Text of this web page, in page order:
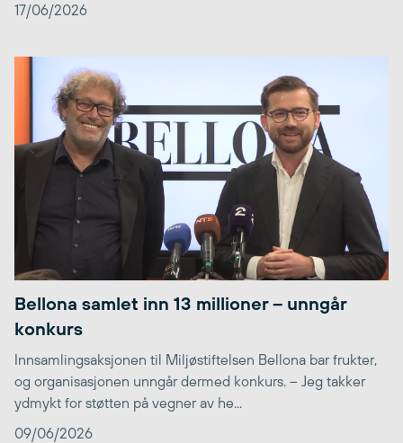
17/06/2026
Bellona samlet inn 13 millioner – unngår
konkurs
Innsamlingsaksjonen til Miljøstiftelsen Bellona bar frukter,
og organisasjonen unngår dermed konkurs. – Jeg takker
ydmykt for støtten på vegner av he...
09/06/2026